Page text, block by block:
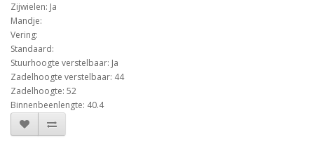
Zijwielen: Ja
Mandje:
Vering:
Standaard:
Stuurhoogte verstelbaar: Ja
Zadelhoogte verstelbaar: 44
Zadelhoogte: 52
Binnenbeenlengte: 40.4